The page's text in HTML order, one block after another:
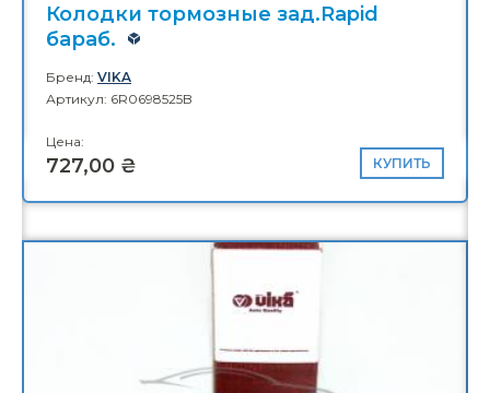
Бренд:BORSEHUNG
Артикул: 1K0505553A
Цена:
236,00 ₴
17